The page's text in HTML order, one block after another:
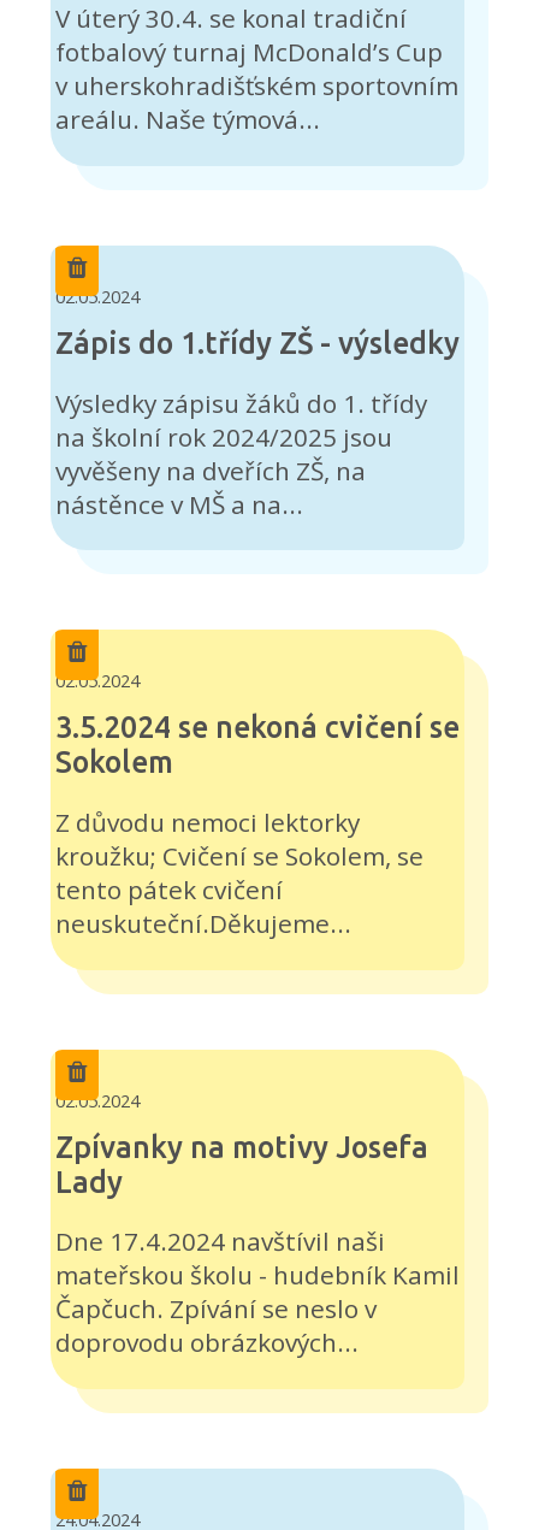
V úterý 30.4. se konal tradiční
fotbalový turnaj McDonald’s Cup
v uherskohradišťském sportovním
areálu. Naše týmová...
02.05.2024
Zápis do 1.třídy ZŠ - výsledky
Výsledky zápisu žáků do 1. třídy
na školní rok 2024/2025 jsou
vyvěšeny na dveřích ZŠ, na
nástěnce v MŠ a na...
02.05.2024
3.5.2024 se nekoná cvičení se
Sokolem
Z důvodu nemoci lektorky
kroužku; Cvičení se Sokolem, se
tento pátek cvičení
neuskuteční.Děkujeme...
02.05.2024
Zpívanky na motivy Josefa
Lady
Dne 17.4.2024 navštívil naši
mateřskou školu - hudebník Kamil
Čapčuch. Zpívání se neslo v
doprovodu obrázkových...
24.04.2024